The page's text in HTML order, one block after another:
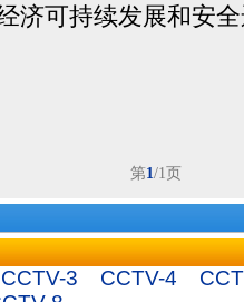
济可持续发展和安
第1/1页
CCTV-3 CCTV-4